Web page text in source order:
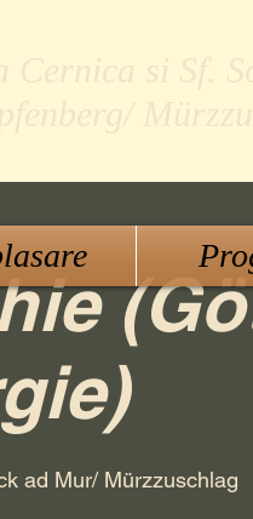
ad Mur/ Mürzzuschlag